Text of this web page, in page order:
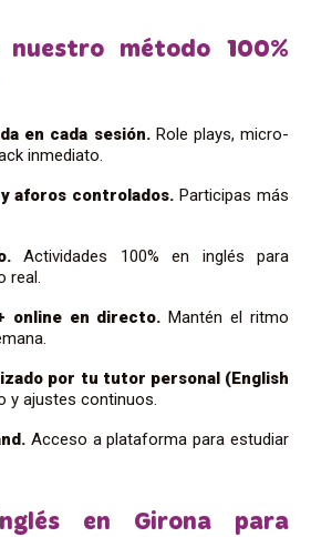
método 100%
en cada sesión.Role plays, micro-
inmediato.
aforos controlados. Participas más
Actividades 100% en inglés para
real.
online en directo. Mantén el ritmo
por tu tutor personal (English
y ajustes continuos.
Acceso a plataforma para estudiar
en Girona para